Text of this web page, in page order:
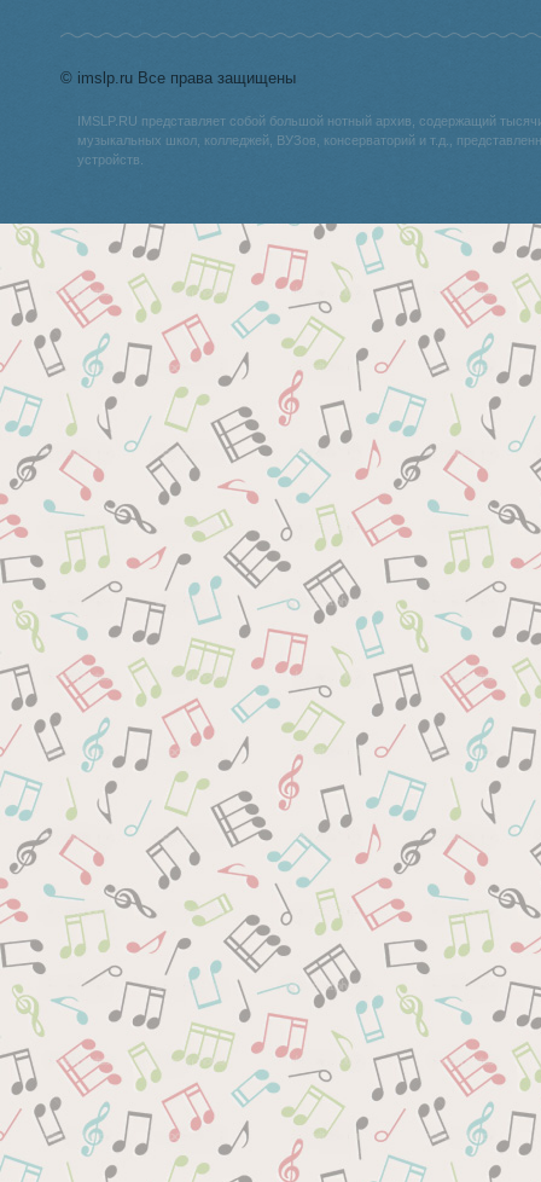
© imslp.ru Все права защищены
IMSLP.RU представляет собой большой нотный архив, содержащий
музыкальных школ, колледжей, ВУЗов, консерваторий и т.д.,
устройств.